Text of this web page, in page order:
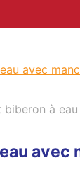
biberon à
avec